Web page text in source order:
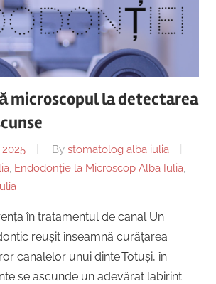
microscopul la detectarea
By stomatolog alba iulia
, Endodonție la Microscop Alba Iulia,
în tratamentul de canal Un
reușit înseamnă curățarea
canalelor unui dinte.Totuși, în
se ascunde un adevărat labirint